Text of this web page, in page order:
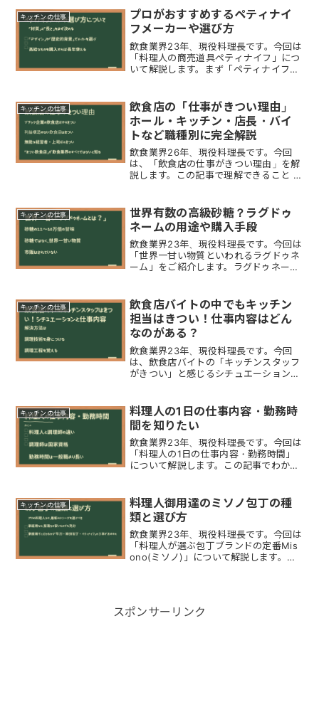
キッチンの仕事
プロがおすすめするペティナイ
フメーカーや選び方
飲食業界23年、現役料理長です。今回は
「料理人の商売道具ペティナイフ」につ
いて解説します。まず「ペティナイフと
い」用途を解説ペティナイフとは「刃渡
りが9〜15㎝ほどの洋...
キッチンの仕事
飲食店の「仕事がきつい理由」
ホール・キッチン・店長・バイ
トなど職種別に完全解説
飲食業界26年、現役料理長です。今回
は、「飲食店の仕事がきつい理由」を解
説します。この記事で理解できること 飲
ル・キッチン・洗い場など職種ごとにき
つい理由 店長・社員・...
キッチンの仕事
世界有数の高級砂糖？ラグドゥ
ネームの用途や購入手段
飲食業界23年、現役料理長です。今回は
「世界一甘い物質といわれるラグドゥネ
ーム」をご紹介します。ラグドゥネーム
は「和三盆」をオススメしますラグドゥ
ネームとはラグドゥネーム...
キッチンの仕事
飲食店バイトの中でもキッチン
担当はきつい！仕事内容はどん
なのがある？
飲食業界23年、現役料理長です。今回
は、飲食店バイトの「キッチンスタッフ
がきつい」と感じるシチュエーションや
仕事に慣れるまでがきつい キッチンは
仕事の力量差が分かりやす...
キッチンの仕事
料理人の1日の仕事内容・勤務時
間を知りたい
飲食業界23年、現役料理長です。今回は
「料理人の1日の仕事内容・勤務時間」
について解説します。この記事でわかる
給料を得ている人」調理師の1日の仕事
内容「料理以外の発注・...
キッチンの仕事
料理人御用達のミソノ包丁の種
類と選び方
飲食業界23年、現役料理長です。今回は
「料理人が選ぶ包丁ブランドの定番Mis
ono(ミソノ)」について解説します。ミ
スポンサーリンク